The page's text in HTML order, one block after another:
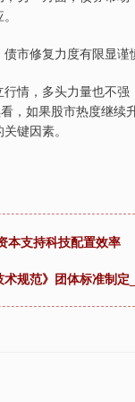
市修复力度有限显谨
，多头力量也不强
，如果股市热度继
键因素。
本支持科技配置效率
规范》团体标准制